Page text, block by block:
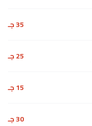
35 جـ
25 جـ
15 جـ
30 جـ